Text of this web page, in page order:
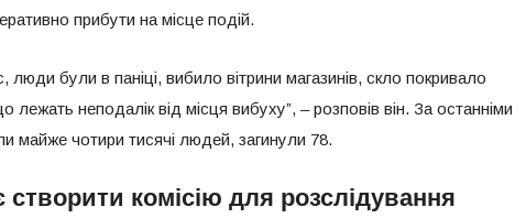
прибути на місце подій.
люди були в паніці, вибило вітрини магазинів, скло покривало
неподалік від місця вибуху”, – розповів він. За останніми
чотири тисячі людей, загинули 78.
комісію для розслідування